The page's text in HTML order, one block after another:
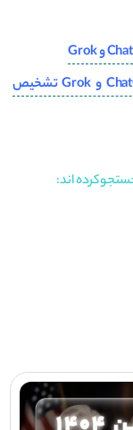
چگونه احساسات بازار را با هوش مصنوعی ChatGPT و Grok تشخیص
کرده اند: